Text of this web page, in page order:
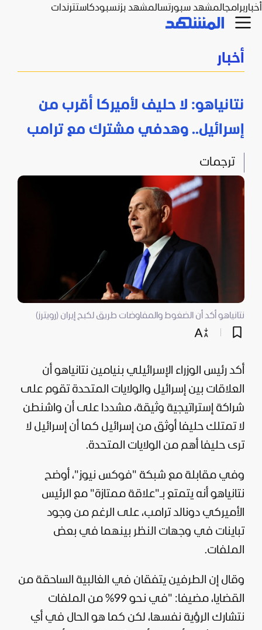
أخباربرامجالمشهد سبورتسالمشهد بزنسبودكاستترندات
أخبار
نتانياهو: لا حليف لأميركا أقرب من
إسرائيل.. وهدفي مشترك مع ترامب
ترجمات
نتانياهو أكد أن الضغوط والمفاوضات طريق لكبح إيران (رويترز)
أكد رئيس الوزراء الإسرائيلي بنيامين نتانياهو أن
العلاقات بين إسرائيل والولايات المتحدة تقوم على
شراكة إستراتيجية وثيقة، مشددا على أن واشنطن
لا تمتلك حليفا أوثق من إسرائيل كما أن إسرائيل لا
ترى حليفا أهم من الولايات المتحدة.
وفي مقابلة مع شبكة "فوكس نيوز"، أوضح
نتانياهو أنه يتمتع بـ"علاقة ممتازة" مع الرئيس
الأميركي دونالد ترامب، على الرغم من وجود
تباينات في وجهات النظر بينهما في بعض
الملفات.
وقال إن الطرفين يتفقان في الغالبية الساحقة من
القضايا، مضيفا: "في نحو 99% من الملفات
نتشارك الرؤية نفسها، لكن كما هو الحال في أي